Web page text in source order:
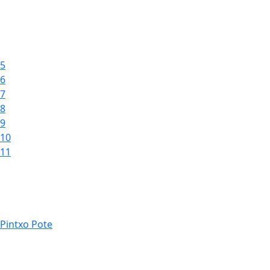
5
6
7
8
9
10
11
Pintxo Pote